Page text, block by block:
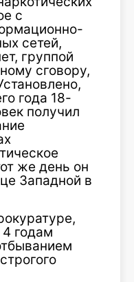
с
сетей,
группой
сговору,
года 18-
получил
же день он
Западной в
4 годам